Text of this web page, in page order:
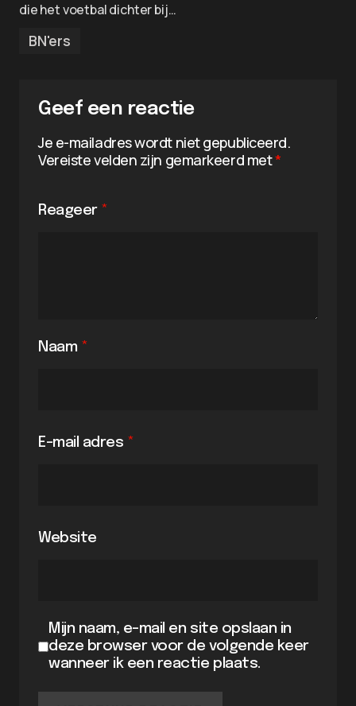
die het voetbal dichter bij…
BN'ers
Geef een reactie
Je e-mailadres wordt niet gepubliceerd.
Vereiste velden zijn gemarkeerd met*
Reageer *
Naam *
E-mail adres *
Website
Mijn naam, e-mail en site opslaan in
deze browser voor de volgende keer
wanneer ik een reactie plaats.